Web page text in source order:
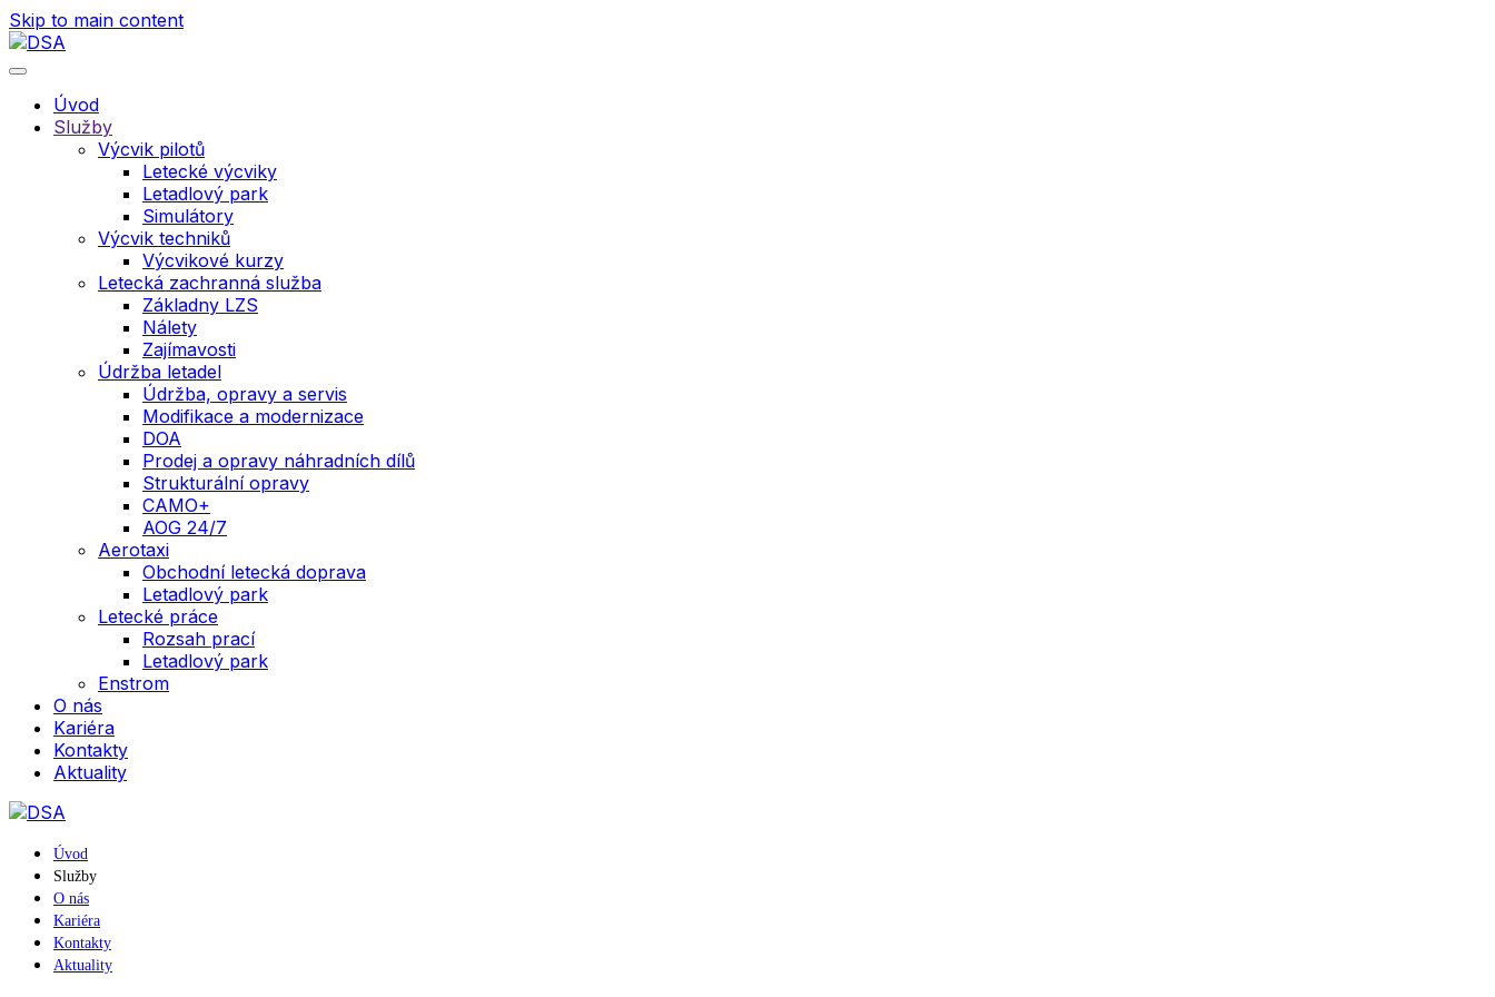
Skip to main content
Úvod
Služby
Výcvik pilotů
Letecké výcviky
Letadlový park
Simulátory
Výcvik techniků
Výcvikové kurzy
Letecká zachranná služba
Základny LZS
Nálety
Zajímavosti
Údržba letadel
Údržba, opravy a servis
Modifikace a modernizace
DOA
Prodej a opravy náhradních dílů
Strukturální opravy
CAMO+
AOG 24/7
Aerotaxi
Obchodní letecká doprava
Letadlový park
Letecké práce
Rozsah prací
Letadlový park
Enstrom
O nás
Kariéra
Kontakty
Aktuality
Úvod
Služby
O nás
Kariéra
Kontakty
Aktuality